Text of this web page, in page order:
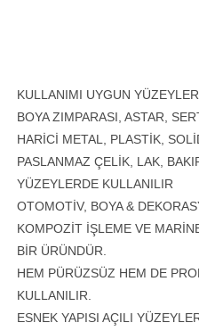
KULLANIMI UYGUN
BOYA ZIMPARASI, ASTAR,
HARİCİ METAL, PLASTİK,
PASLANMAZ ÇELİK, LAK,
YÜZEYLERDE KULLANILIR
OTOMOTİV, BOYA &
KOMPOZİT İŞLEME VE
BİR ÜRÜNDÜR.
HEM PÜRÜZSÜZ HEM DE
KULLANILIR.
ESNEK YAPISI AÇILI